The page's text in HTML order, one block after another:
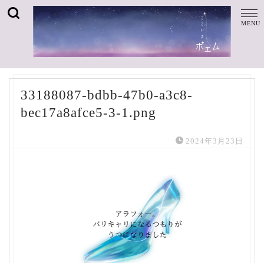
33188087-bdbb-47b0-a3c8-
bec17a8afce5-3-1.png
2024年3月23日